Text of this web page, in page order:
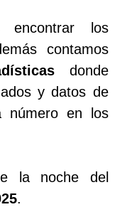
encontrar los
contamos
donde
y datos de
número en los
la noche del
.